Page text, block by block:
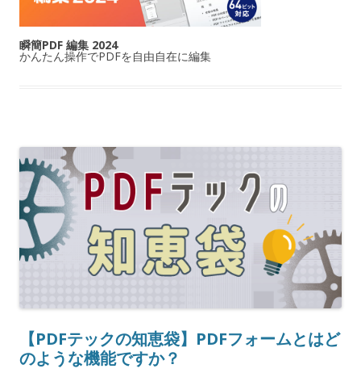
瞬簡PDF 編集 2024
かんたん操作でPDFを自由自在に編集
【PDFテックの知恵袋】PDFフォームとはど
のような機能ですか？